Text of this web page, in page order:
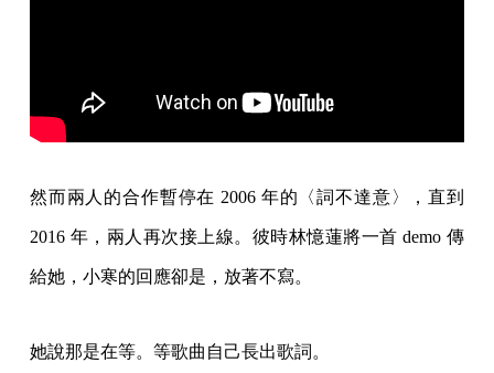
然而兩人的合作暫停在 2006 年的〈詞不達意〉，直到
2016 年，兩人再次接上線。彼時林憶蓮將一首 demo 傳
給她，小寒的回應卻是，放著不寫。
她說那是在等。等歌曲自己長出歌詞。